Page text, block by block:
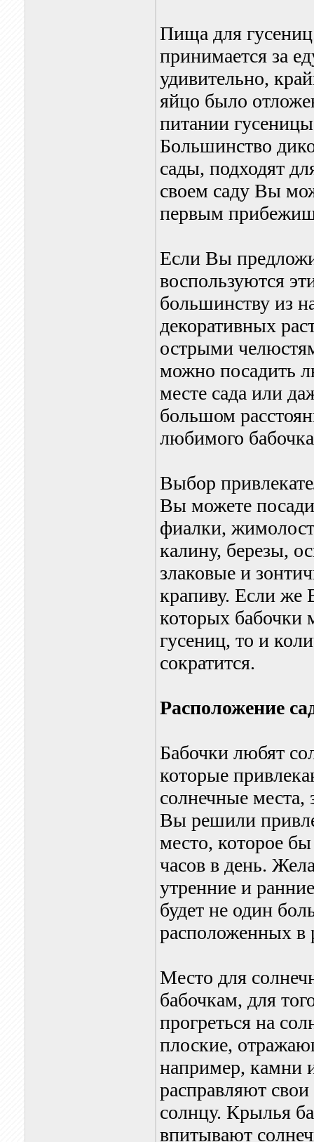
Пища для
принимается за
удивительно,
яйцо было
питании
Большинство
сады, подходят
своем саду Вы
первым
Если Вы
воспользуются
большинству из
декоративных
острыми
можно посадить
месте сада или
большом
любимого
Выбор
Вы можете
фиалки,
калину, березы,
злаковые и
крапиву. Если же
которых бабочки
гусениц, то и
сократится.
Расположение
Бабочки любят
которые
солнечные
Вы решили
место, которое
часов в день.
утренние и
будет не один
расположенных в
Место для
бабочкам, для
прогреться на
плоские,
например, камни
расправляют
солнцу. Крылья
впитывают